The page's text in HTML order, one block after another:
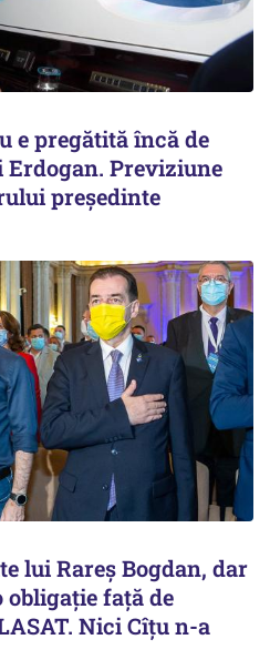
e pregătită încă de
Previziune
președinte
lui Rareș Bogdan, dar
obligație față de
Nici Cîțu n-a